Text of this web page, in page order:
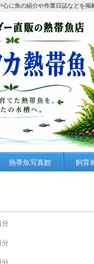
に魚の紹介や作業日誌などを掲
熱帯魚写真館 飼育
分
分
分